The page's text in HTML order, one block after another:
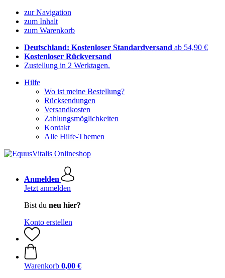
zur Navigation
zum Inhalt
zum Warenkorb
Deutschland: Kostenloser Standardversand ab 54,90 €
Kostenloser Rückversand
Zustellung in 2 Werktagen.
Hilfe
Wo ist meine Bestellung?
Rücksendungen
Versandkosten
Zahlungsmöglichkeiten
Kontakt
Alle Hilfe-Themen
Anmelden
Jetzt anmelden
Bist du neu hier?
Konto erstellen
Warenkorb 0,00 €